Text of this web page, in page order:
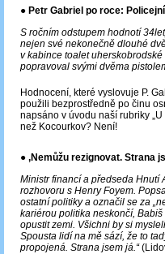
● Petr Gabriel po roce:
S ročním odstupem hodnotí
nejen své nekonečně dlouhé
v kabince toalet
popravoval svými dvěma
Hodnocení, které vyslovuje P.
použili bezprostředně po činu
napsáno v úvodu naší rubriky
než Kocourkov? Není!
● ‚Nemůžu rezignovat. Strana
Ministr financí a předseda Hnutí
rozhovoru s Henry Foyem.
ostatní politiky a označil se za
kariérou politika neskončí,
opustit zemi. Všichni by si
Spousta lidí na mě sází, že to
propojená. Strana jsem já.“